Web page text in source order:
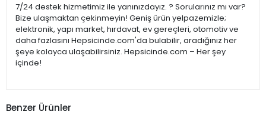
7/24 destek hizmetimiz ile yanınızdayız. ? Sorularınız mı var?
Bize ulaşmaktan çekinmeyin! Geniş ürün yelpazemizle;
elektronik, yapı market, hırdavat, ev gereçleri, otomotiv ve
daha fazlasını Hepsicinde.com'da bulabilir, aradığınız her
şeye kolayca ulaşabilirsiniz. Hepsicinde.com – Her şey
içinde!
Benzer Ürünler